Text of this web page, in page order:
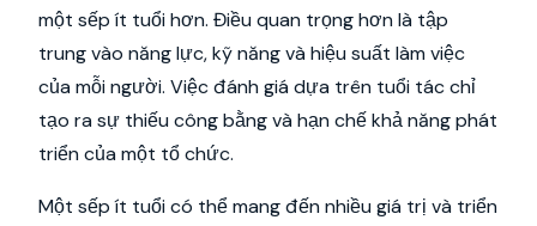
một sếp ít tuổi hơn. Điều quan trọng hơn là tập
trung vào năng lực, kỹ năng và hiệu suất làm việc
của mỗi người. Việc đánh giá dựa trên tuổi tác chỉ
tạo ra sự thiếu công bằng và hạn chế khả năng phát
triển của một tổ chức.
Một sếp ít tuổi có thể mang đến nhiều giá trị và triển